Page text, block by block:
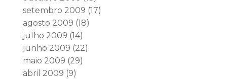
setembro 2009 (17)
agosto 2009 (18)
julho 2009 (14)
junho 2009 (22)
maio 2009 (29)
abril 2009 (9)